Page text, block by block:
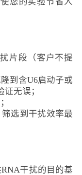
片段 （客户不提
到含U6启动子或
证无误；
筛选到 干扰效率最
RNA干扰的目的基